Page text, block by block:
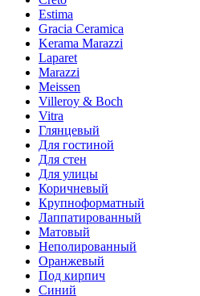
Estima
Gracia Ceramica
Kerama Marazzi
Laparet
Marazzi
Meissen
Villeroy & Boch
Vitra
Глянцевый
Для гостиной
Для стен
Для улицы
Коричневый
Крупноформатный
Лаппатированный
Матовый
Неполированный
Оранжевый
Под кирпич
Синий